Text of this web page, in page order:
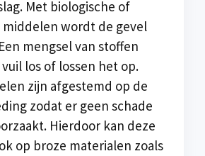
Met biologische of
middelen wordt de gevel
mengsel van stoffen
los of lossen het op.
zijn afgestemd op de
zodat er geen schade
Hierdoor kan deze
op broze materialen zoals